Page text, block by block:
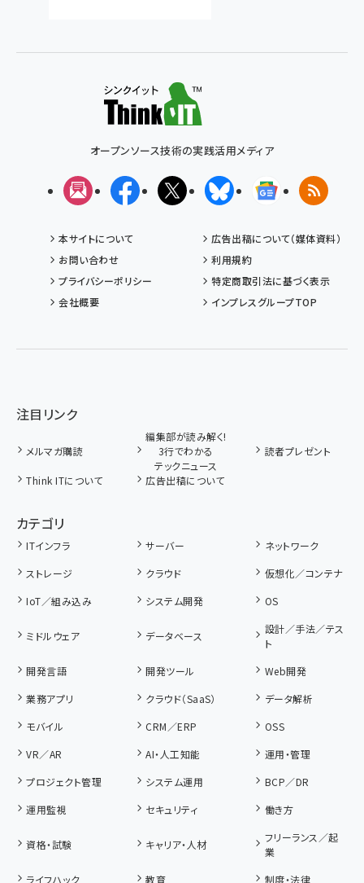
オープンソース技術の実践活用メディア
メルマガFacebookX(エックス)BlueskyGoogleニュ
RSS
本サイトについて
広告出稿について（媒体資料）
お問い合わせ
利用規約
プライバシーポリシー
特定商取引法に基づく表示
会社概要
インプレスグループTOP
注目リンク
メルマガ購読
編集部が読み解く!
3行でわかる
テックニュース
読者プレゼント
Think ITについて 広告出稿について
カテゴリ
ITインフラ サーバー
ネットワーク
ストレージ
クラウド
仮想化／コンテナ
IoT／組み込み
システム開発 OS
ミドルウェア データベース
設計／手法／テス
ト
開発言語
開発ツール
Web開発
業務アプリ
クラウド（SaaS）
データ解析
モバイル
CRM／ERP
OSS
VR／AR
AI・人工知能
運用・管理
プロジェクト管理
システム運用
BCP／DR
運用監視
セキュリティ 働き方
資格・試験 キャリア・人材
フリーランス／起
業
ライフハック
教育 制度・法律